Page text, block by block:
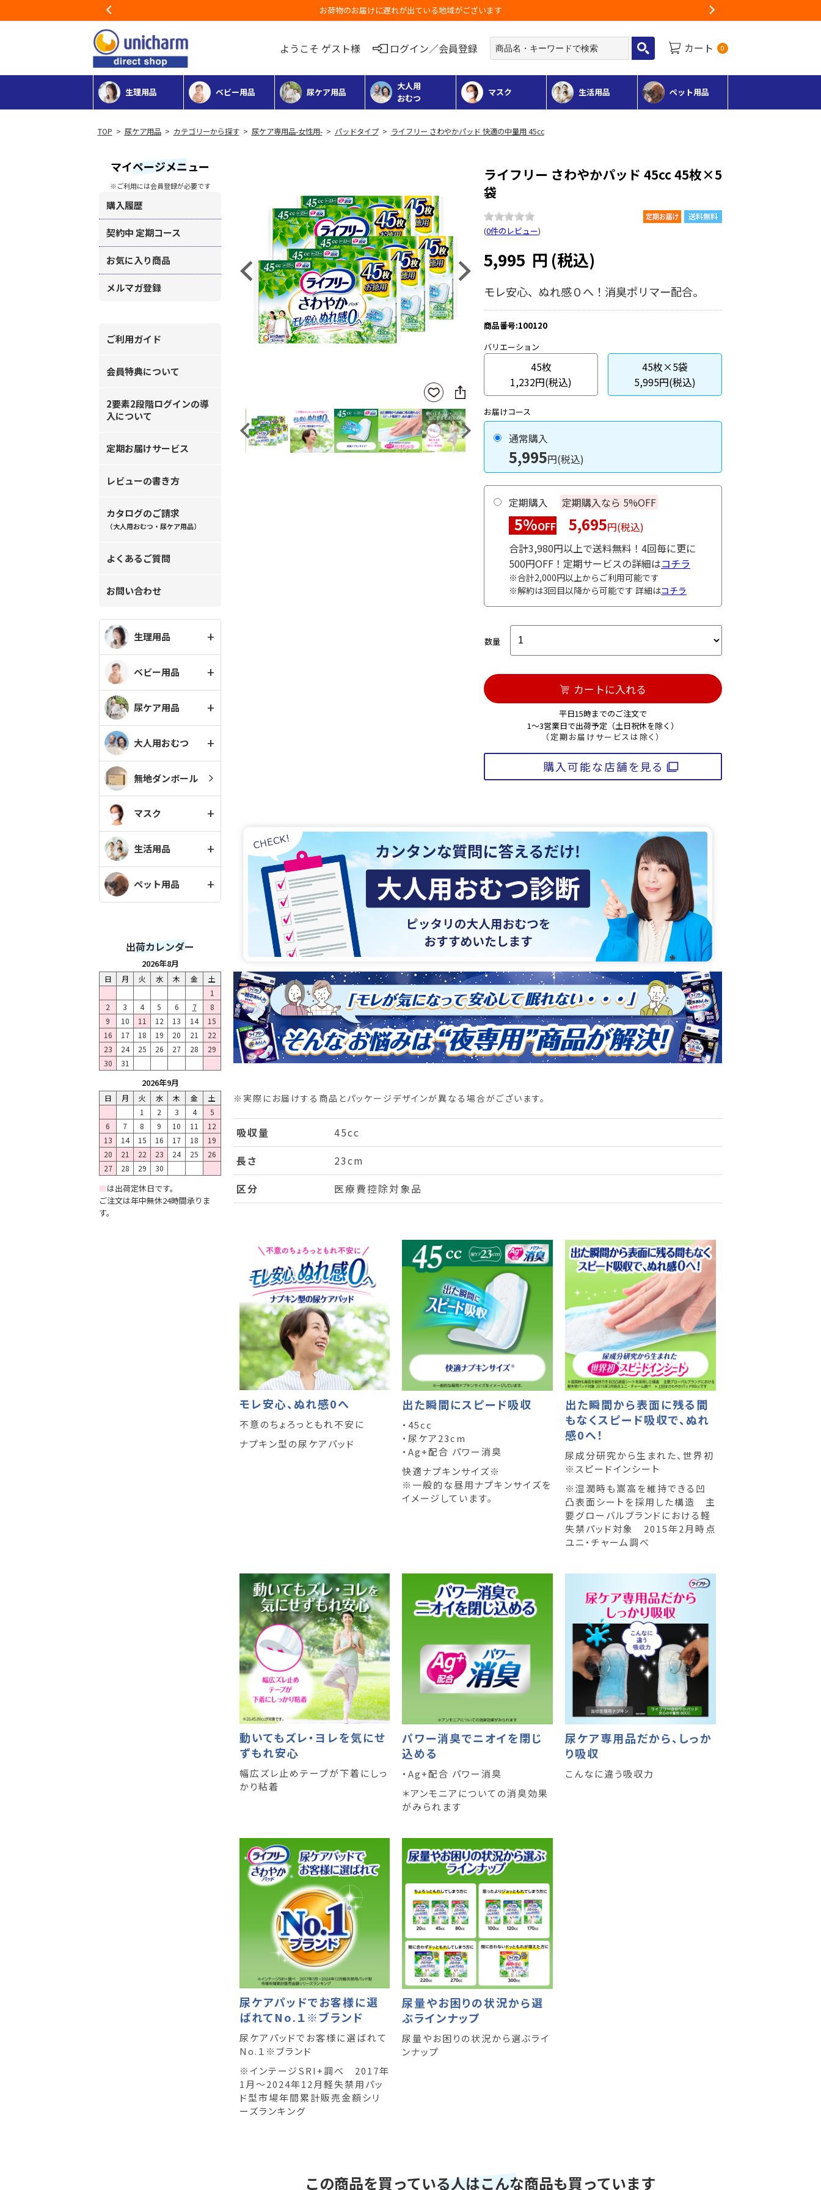
3,980円以上のご購入で送料無料（一部地域除く）
ようこそ ゲスト様 ログイン／会員登録 カート 0
生理用品 ベビー用品 尿ケア用品
大人用
おむつ
マスク 生活用品 ペット用品
> 尿ケア用品> カテゴリーから探す> 尿ケア専用品-女性用-> パッドタイプ> ライフリー さわやかパッド 快適の中量用 45cc
マイページメニュー
※ご利用には会員登録が必要です
購入履歴
契約中 定期コース
お気に入り商品
メルマガ登録
ご利用ガイド
会員特典について
2要素2段階ログインの導
入について
定期お届けサービス
レビューの書き方
カタログのご請求
（大人用おむつ・尿ケア用品）
よくあるご質問
お問い合わせ
生理用品
ベビー用品
尿ケア用品
大人用おむつ
無地ダンボール
マスク
生活用品
ペット用品
出荷カレンダー
2026年8月
日 月 火 水 木 金
土
1
2
3 4 5 6 7
8
9
10 11 12 13 14
15
16
17 18 19 20 21
22
23
24 25 26 27 28
29
30
31
2026年9月
日 月 火 水 木 金
土
1
2 3 4
5
6
7 8 9 10 11
12
13
14 15 16 17 18
19
20
21 22 23 24 25
26
27
28 29 30
■は出荷定休日です。
ご注文は年中無休24時間承りま
す。
Previous Next
お気
に入
りに
登録
SNS
に
シ
ェ
ア
Previous Next
ライフリー さわやかパッド 45cc 45枚×5
袋
(0件のレビュー)
5,995 円 (税込)
モレ安心、ぬれ感０へ！消臭ポリマー配合。
商品番号:100120
バリエーション
45枚
1,232円(税込)
45枚×5袋
5,995円(税込)
お届けコース
通常購入
5,995円(税込)
定期購入 定期購入なら 5%OFF
5%OFF 5,695円(税込)
合計3,980円以上で送料無料！4回毎に更に
500円OFF！定期サービスの詳細はコチラ
※合計2,000円以上からご利用可能です
※解約は3回目以降から可能です 詳細はコチラ
数量
カートに入れる
平日15時までのご注文で
1～3営業日で出荷予定（土日祝休を除く）
（定期お届けサービスは除く）
購入可能な店舗を見る
※実際にお届けする商品とパッケージデザインが異なる場合がございます。
吸収量
45cc
長さ
23cm
区分
医療費控除対象品
モレ安心、ぬれ感0へ
不意のちょろっともれ不安に
ナプキン型の尿ケアパッド
出た瞬間にスピード吸収
・45cc
・尿ケア23cm
・Ag+配合 パワー消臭
快適ナプキンサイズ※
※一般的な昼用ナプキンサイズを
イメージしています。
出た瞬間から表面に残る間
もなくスピード吸収で、ぬれ
感0へ！
尿成分研究から生まれた、世界初
※スピードインシート
※湿潤時も嵩高を維持できる凹
凸表面シートを採用した構造 主
要グローバルブランドにおける軽
失禁パッド対象 2015年2月時点
ユニ・チャーム調べ
動いてもズレ・ヨレを気にせ
ずもれ安心
幅広ズレ止めテープが下着にしっ
かり粘着
パワー消臭でニオイを閉じ
込める
・Ag+配合 パワー消臭
＊アンモニアについての消臭効果
がみられます
尿ケア専用品だから、しっか
り吸収
こんなに違う吸収力
尿ケアパッドでお客様に選
ばれてNo.１※ブランド
尿ケアパッドでお客様に選ばれて
No.１※ブランド
※インテージSRI+調べ 2017年
1月～2024年12月軽失禁用パッ
ド型市場年間累計販売金額シリ
ーズランキング
尿量やお困りの状況から選
ぶラインナップ
尿量やお困りの状況から選ぶライ
ンナップ
この商品を買っている人はこんな商品も買っています